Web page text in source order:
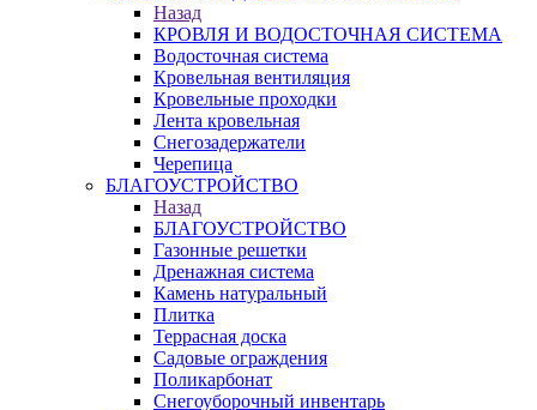
Назад
КРОВЛЯ И ВОДОСТОЧНАЯ СИСТЕМА
Водосточная система
Кровельная вентиляция
Кровельные проходки
Лента кровельная
Снегозадержатели
Черепица
БЛАГОУСТРОЙСТВО
Назад
БЛАГОУСТРОЙСТВО
Газонные решетки
Дренажная система
Камень натуральный
Плитка
Террасная доска
Садовые ограждения
Поликарбонат
Снегоуборочный инвентарь